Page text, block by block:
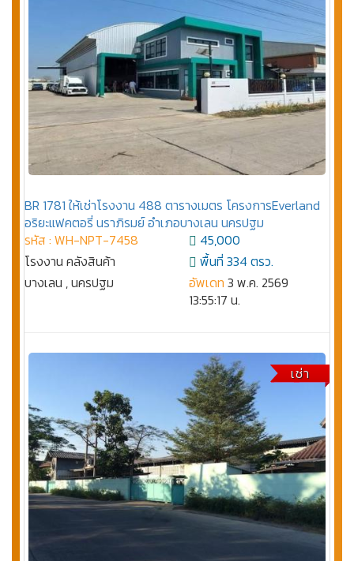
BR 1781 ให้เช่าโรงงาน 488 ตารางเมตร โครงการEverland
อริยะแฟคตอรี่ นราภิรมย์ อำเภอบางเลน นครปฐม
รหัส : WH-NPT-7458
โรงงาน คลังสินค้า
บางเลน , นครปฐม
45,000
พื้นที่ 334 ตรว.
อัพเดท 3 พ.ค. 2569
13:55:17 น.
เช่า